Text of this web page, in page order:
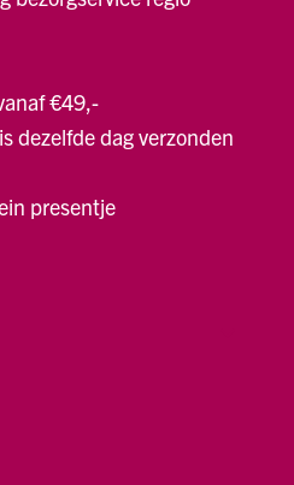
€49,-
dezelfde dag verzonden
presentje